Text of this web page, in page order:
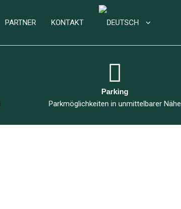
PARTNER KONTAKT
Parking
Parkmöglichkeiten in unmittelbarer Nähe